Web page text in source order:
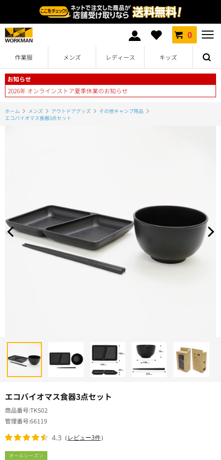
0
作業服 メンズ レディース キッズ
お知らせ
2026年 オンラインストア夏季休業のお知らせ
ホーム メンズ アウトドアグッズ
その他キャンプ用品
エコバイオマス食器3点セット
エコバイオマス食器3点セット
オールシーズン
商品番号TKS02
管理番号66119
4.3 （レビュー3件）